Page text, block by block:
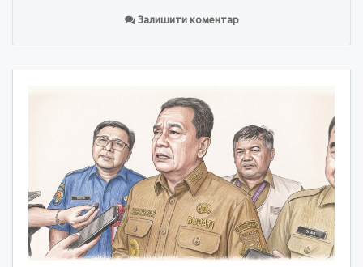
Залишити коментар